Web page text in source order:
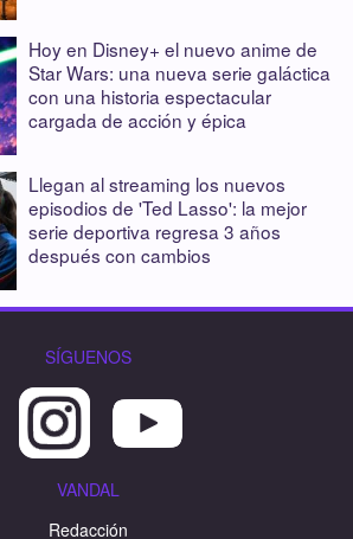
Hoy en Disney+ el nuevo anime de
Star Wars: una nueva serie galáctica
con una historia espectacular
cargada de acción y épica
Llegan al streaming los nuevos
episodios de 'Ted Lasso': la mejor
serie deportiva regresa 3 años
después con cambios
SÍGUENOS
VANDAL
Redacción